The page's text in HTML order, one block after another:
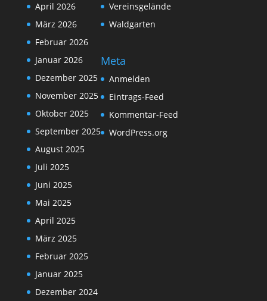
April 2026
März 2026
Februar 2026
Januar 2026
Dezember 2025
November 2025
Oktober 2025
September 2025
August 2025
Juli 2025
Juni 2025
Mai 2025
April 2025
März 2025
Februar 2025
Januar 2025
Dezember 2024
Vereinsgelände
Waldgarten
Meta
Anmelden
Eintrags-Feed
Kommentar-Feed
WordPress.org